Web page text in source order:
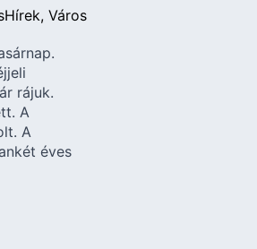
Hírek Város
rájuk.
A
A
éves